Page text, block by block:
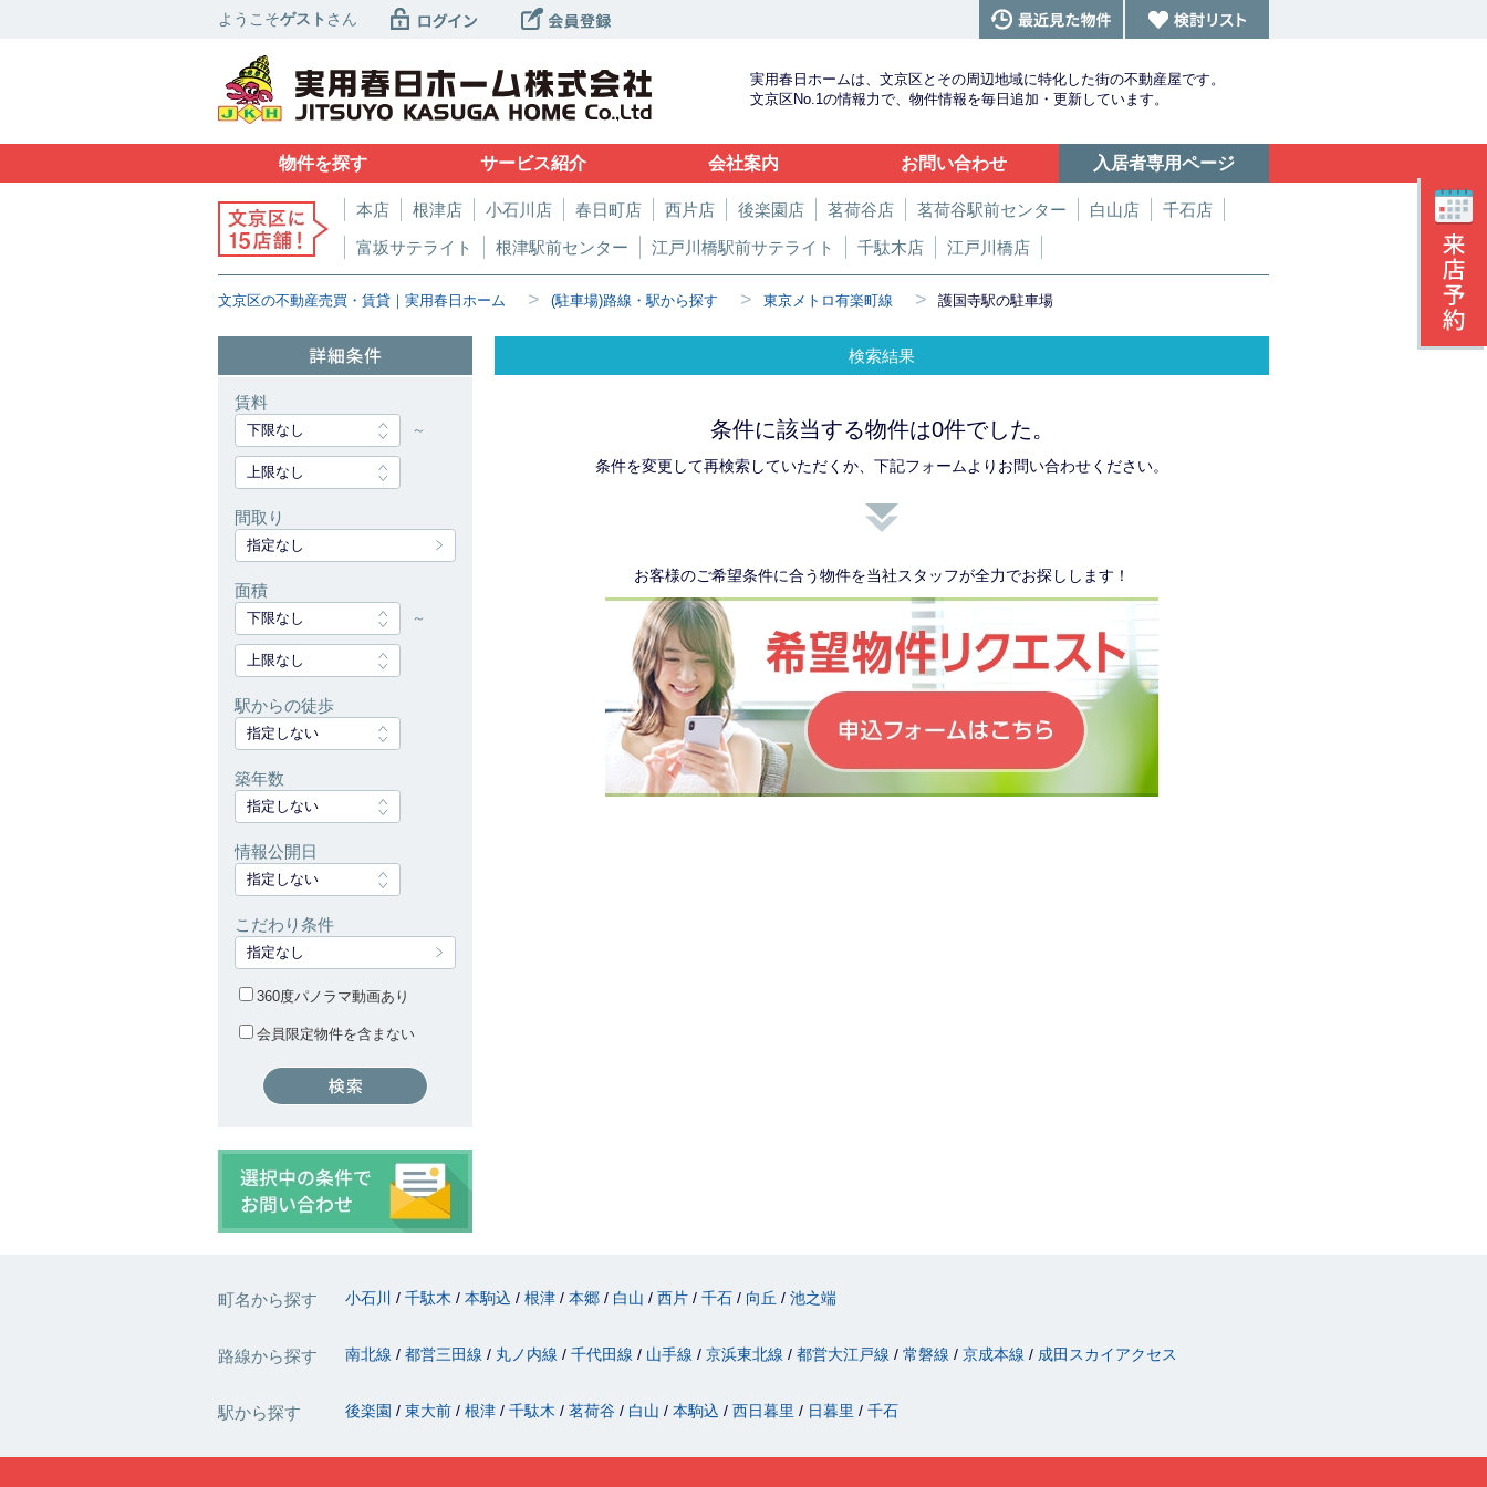
ようこそゲスト さん
実用春日ホームは、文京区とその周辺地域に特化した街の不動産屋です。
文京区No.1の情報力で、物件情報を毎日追加・更新しています。
物件を探す サービス紹介 会社案内 お問い合わせ 入居者専用ページ
本店 根津店 小石川店 春日町店 西片店 後楽園店 茗荷谷店 茗荷谷駅前センター 白山店
千石店
富坂サテライト
根津駅前センター 江戸川橋駅前サテライト 千駄木店 江戸川橋店
文京区の不動産売買・賃貸｜実用春日ホーム > (駐車場)路線・駅から探す > 東京メトロ有楽町線 > 護国寺駅の駐車場
検索結果
条件に該当する物件は0件でした。
条件を変更して再検索していただくか、下記フォームよりお問い合わせください。
お客様のご希望条件に合う物件を当社スタッフが全力でお探しします！
賃料
下限なし ～
上限なし
間取り
指定なし
面積
下限なし ～
上限なし
駅からの徒歩
指定しない
築年数
指定しない
情報公開日
指定しない
こだわり条件
指定なし
360度パノラマ動画あり
会員限定物件を含まない
町名から探す 小石川 千駄木 本駒込 根津 本郷 白山 西片 千石 向丘 池之端
路線から探す 南北線 都営三田線 丸ノ内線 千代田線 山手線 京浜東北線 都営大江戸線 常磐線 京成本線 成田スカイアクセス
駅から探す 後楽園 東大前 根津 千駄木 茗荷谷 白山 本駒込 西日暮里 日暮里 千石